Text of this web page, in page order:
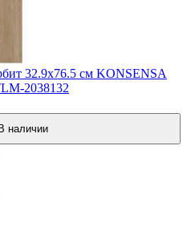
32.9x76.5 см KONSENSA
2038132
В наличии